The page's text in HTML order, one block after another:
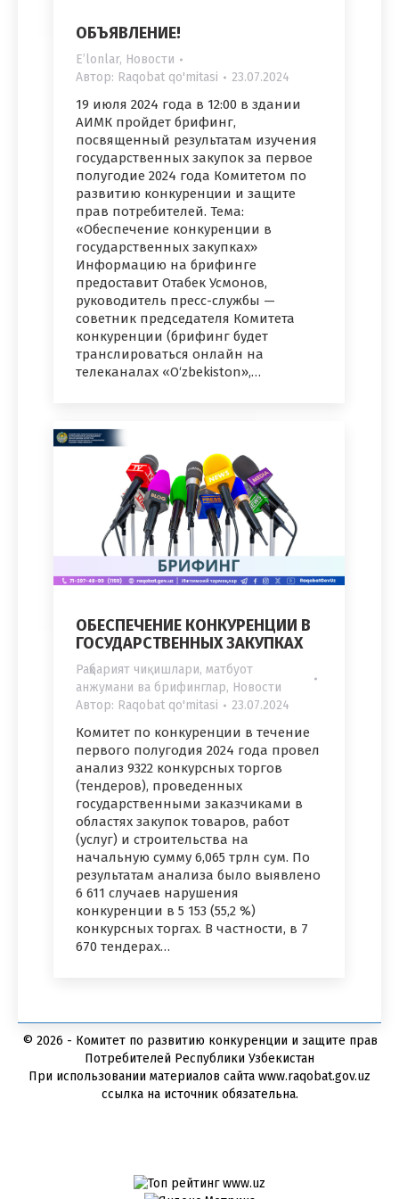
ОБЪЯВЛЕНИЕ!
Eʼlonlar, Новости
Автор: Raqobat qo'mitasi 23.07.2024
19 июля 2024 года в 12:00 в здании
АИМК пройдет брифинг,
посвященный результатам изучения
государственных закупок за первое
полугодие 2024 года Комитетом по
развитию конкуренции и защите
прав потребителей. Тема:
«Обеспечение конкуренции в
государственных закупках»
Информацию на брифинге
предоставит Отабек Усмонов,
руководитель пресс-службы —
советник председателя Комитета
конкуренции (брифинг будет
транслироваться онлайн на
телеканалах «O‘zbekiston»,…
ОБЕСПЕЧЕНИЕ КОНКУРЕНЦИИ В
ГОСУДАРСТВЕННЫХ ЗАКУПКАХ
Раҳбарият чиқишлари, матбуот
анжумани ва брифинглар, Новости
Автор: Raqobat qo'mitasi 23.07.2024
Комитет по конкуренции в течение
первого полугодия 2024 года провел
анализ 9322 конкурсных торгов
(тендеров), проведенных
государственными заказчиками в
областях закупок товаров, работ
(услуг) и строительства на
начальную сумму 6,065 трлн сум. По
результатам анализа было выявлено
6 611 случаев нарушения
конкуренции в 5 153 (55,2 %)
конкурсных торгах. В частности, в 7
670 тендерах…
© 2026 - Комитет по развитию конкуренции и защите прав
Потребителей Республики Узбекистан
При использовании материалов сайта www.raqobat.gov.uz
ссылка на источник обязательна.